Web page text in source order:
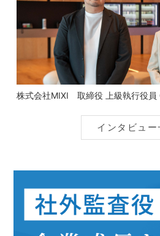
株式会社MIXI 取締役 上級執行役
インタビュー